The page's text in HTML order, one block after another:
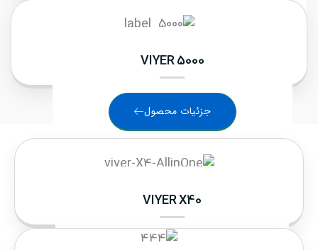
محصول
VIYER 5000
جزئیات محصول
VIYER X40